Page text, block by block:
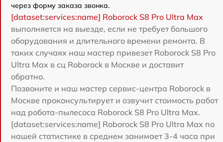
через форму заказа звонка.
[dataset:services:name] Roborock S8 Pro Ultra Max
выполняется на выезде, если не требует большого
оборудования и длительного времени ремонта. В
таких случаях наш мастер привезет Roborock S8 Pro
Ultra Max в сц Roborock в Москве и доставит
обратно.
Позвоните и наш мастер сервис-центра Roborock в
Москве проконсультирует и озвучит стоимость работ
над робота-пылесоса Roborock S8 Pro Ultra Max.
[dataset:services:name] Roborock S8 Pro Ultra Max по
нашей статистике в среднем занимает 3-4 часа при